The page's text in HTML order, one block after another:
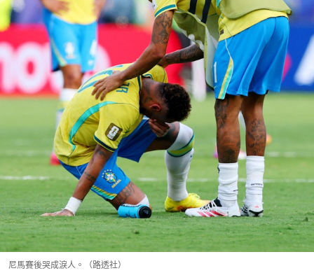
尼馬賽後哭成淚人。（路透社）